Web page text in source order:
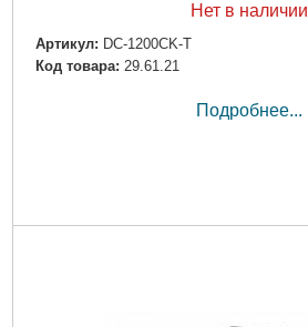
Нет в наличии
Артикул: DC-1200CK-T
Код товара: 29.61.21
Подробнее...